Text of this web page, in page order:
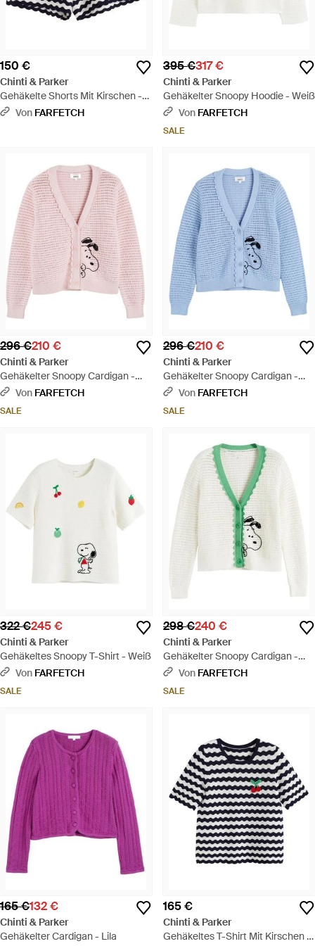
150 €
Chinti & Parker
Gehäkelte Shorts Mit Kirschen -
BlauVon FARFETCH
395 €317 €
Chinti & Parker
Gehäkelter Snoopy Hoodie - Weiß
Von FARFETCH
SALE
296 €210 €
Chinti & Parker
Gehäkelter Snoopy Cardigan -
PinkVon FARFETCH
SALE
296 €210 €
Chinti & Parker
Gehäkelter Snoopy Cardigan -
BlauVon FARFETCH
SALE
322 €245 €
Chinti & Parker
Gehäkeltes Snoopy T-Shirt - Weiß
Von FARFETCH
SALE
298 €240 €
Chinti & Parker
Gehäkelter Snoopy Cardigan -
GrünVon FARFETCH
SALE
165 €132 €
Chinti & Parker
Gehäkelter Cardigan - Lila
165 €
Chinti & Parker
Gehäkeltes T-Shirt Mit Kirschen -